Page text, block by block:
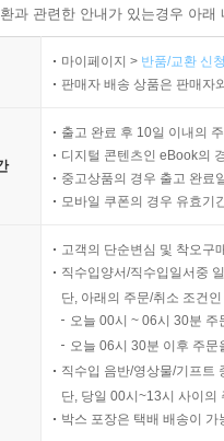
과 관련한 안내가 있는경우 아
마이페이지 > 반품/교환 신
판매자 배송 상품은 판매자
출고 완료 후 10일 이내의
디지털 콘텐츠인 eBook의
중고상품의 경우 출고 완료
모바일 쿠폰의 경우 유효기
고객의 단순변심 및 착오구
직수입양서/직수입일서중
단, 아래의 주문/취소 조건
오늘 00시 ~ 06시 30분
오늘 06시 30분 이후 주
직수입 음반/영상물/기프트
단, 당일 00시~13시 사이의
박스 포장은 택배 배송이